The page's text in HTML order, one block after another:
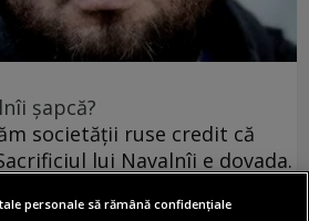
șapcă?
societății ruse credit că
lui Navalnîi e dovada.
personale să rămână confidențiale